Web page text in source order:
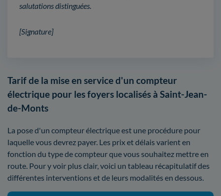
salutations distinguées.
[Signature]
Tarif de la mise en service d'un compteur
électrique pour les foyers localisés à Saint-Jean-
de-Monts
La pose d'un compteur électrique est une procédure pour
laquelle vous devrez payer. Les prix et délais varient en
fonction du type de compteur que vous souhaitez mettre en
route. Pour y voir plus clair, voici un tableau récapitulatif des
différentes interventions et de leurs modalités en dessous.